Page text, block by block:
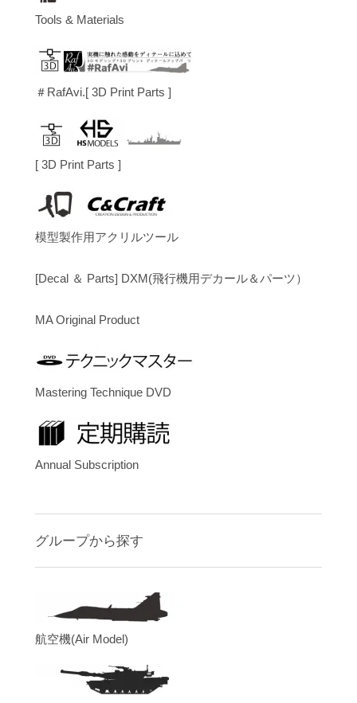
Tools & Materials
＃RafAvi.[ 3D Print Parts ]
[ 3D Print Parts ]
模型製作用アクリルツール
[Decal ＆ Parts] DXM(飛行機用デカール＆パーツ）
MA Original Product
Mastering Technique DVD
Annual Subscription
グループから探す
航空機(Air Model)